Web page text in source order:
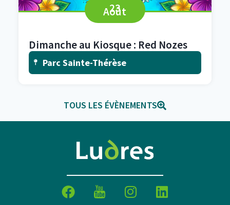
23
Août
Dimanche au Kiosque : Red Nozes
Parc Sainte-Thérèse
TOUS LES ÉVÈNEMENTS